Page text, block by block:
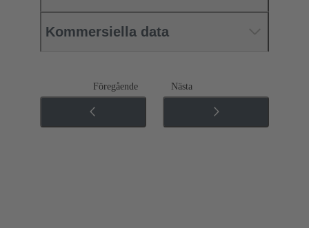
Kommersiella data
Föregående Nästa